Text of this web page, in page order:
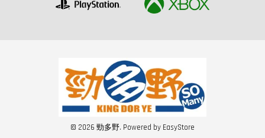
© 2026 勁多野. Powered by EasyStore